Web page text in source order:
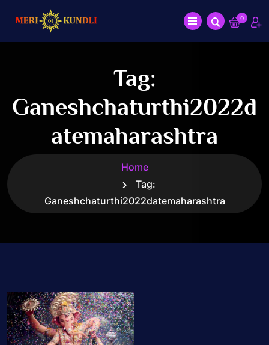
0
Tag:
Ganeshchaturthi2022d
Atemaharashtra
Home
Tag:
Ganeshchaturthi2022datemaharashtra